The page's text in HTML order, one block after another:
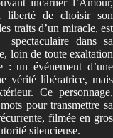
incarner l’Amour,
liberté de choisir son
traits d’un miracle, est
spectaculaire dans sa
loin de toute exaltation
: un événement d’une
vérité libératrice, mais
Ce personnage,
pour transmettre sa
filmée en gros
silencieuse.